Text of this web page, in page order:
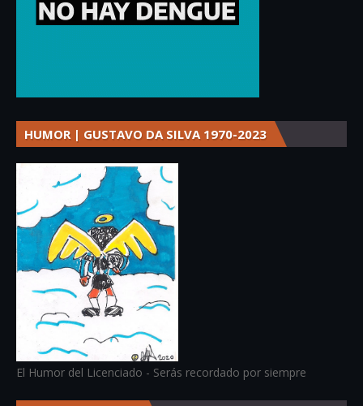
HUMOR | GUSTAVO DA SILVA 1970-2023
El Humor del Licenciado - Serás recordado por siempre